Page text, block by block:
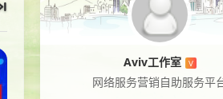
Aviv工作室 V
网络服务营销自助服务平